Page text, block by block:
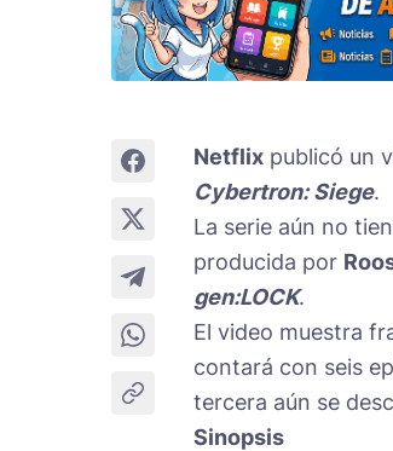
Netflix publicó un
Cybertron: Siege.
La serie aún no
producida por
gen:LOCK.
El video muestra
contará con seis
tercera aún se
Sinopsis